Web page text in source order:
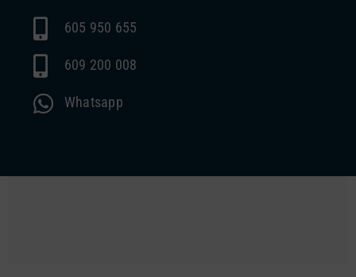
605 950 655
609 200 008
Whatsapp